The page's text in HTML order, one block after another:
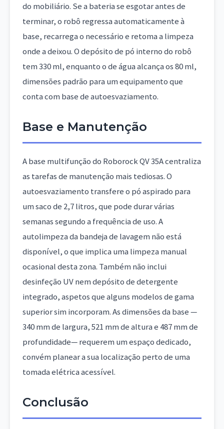
do mobiliário. Se a bateria se esgotar antes de
terminar, o robô regressa automaticamente à
base, recarrega o necessário e retoma a limpeza
onde a deixou. O depósito de pó interno do robô
tem 330 ml, enquanto o de água alcança os 80 ml,
dimensões padrão para um equipamento que
conta com base de autoesvaziamento.
Base e Manutenção
A base multifunção do Roborock QV 35A centraliza
as tarefas de manutenção mais tediosas. O
autoesvaziamento transfere o pó aspirado para
um saco de 2,7 litros, que pode durar várias
semanas segundo a frequência de uso. A
autolimpeza da bandeja de lavagem não está
disponível, o que implica uma limpeza manual
ocasional desta zona. Também não inclui
desinfeção UV nem depósito de detergente
integrado, aspetos que alguns modelos de gama
superior sim incorporam. As dimensões da base —
340 mm de largura, 521 mm de altura e 487 mm de
profundidade— requerem um espaço dedicado,
convém planear a sua localização perto de uma
tomada elétrica acessível.
Conclusão